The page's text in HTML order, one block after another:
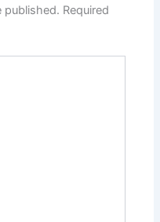
published. Required